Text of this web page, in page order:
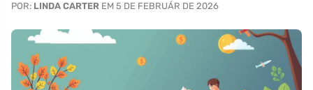
POR: LINDA CARTER EM 5 DE FEBRUÁR DE 2026